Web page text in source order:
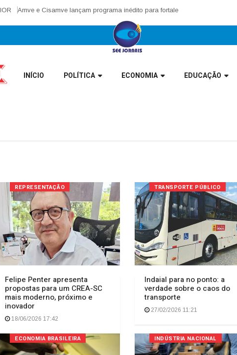
Amve e Cisamve lançam programa inédito para fortalecer corregedorias
INÍCIO POLÍTICA ECONOMIA EDUCAÇÃO
REPRESENTAÇÃO
Felipe Penter apresenta
propostas para um CREA-SC
mais moderno, próximo e
inovador
18/06/2026 17:42
TRANSPORTE PÚBLICO
Indaial para no ponto: a
verdade sobre o caos do
transporte
27/02/2026 11:21
ECONOMIA BRASILEIRA INDÚSTRIA NACIONAL